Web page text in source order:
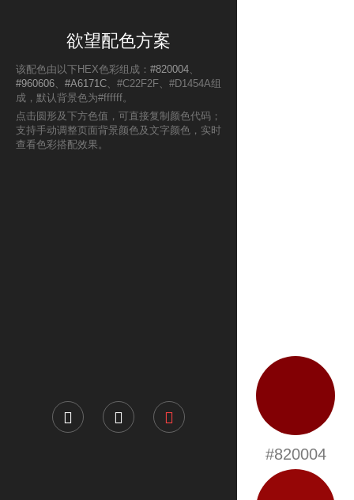
欲望配色方案
该配色由以下HEX色彩组成： #820004、
#960606、 #A6171C、#C22F2F、#D1454A组
成，默认背景色为#ffffff。
点击圆形及下方色值，可直接复制颜色代码；
支持手动调整页面背景颜色及文字颜色，实时
查看色彩搭配效果。
#820004